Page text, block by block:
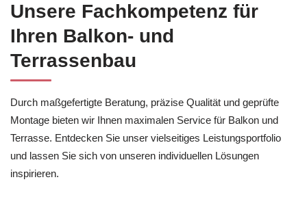
Unsere Fachkompetenz für
Ihren Balkon- und
Terrassenbau
Durch maßgefertigte Beratung, präzise Qualität und geprüfte
Montage bieten wir Ihnen maximalen Service für Balkon und
Terrasse. Entdecken Sie unser vielseitiges Leistungsportfolio
und lassen Sie sich von unseren individuellen Lösungen
inspirieren.